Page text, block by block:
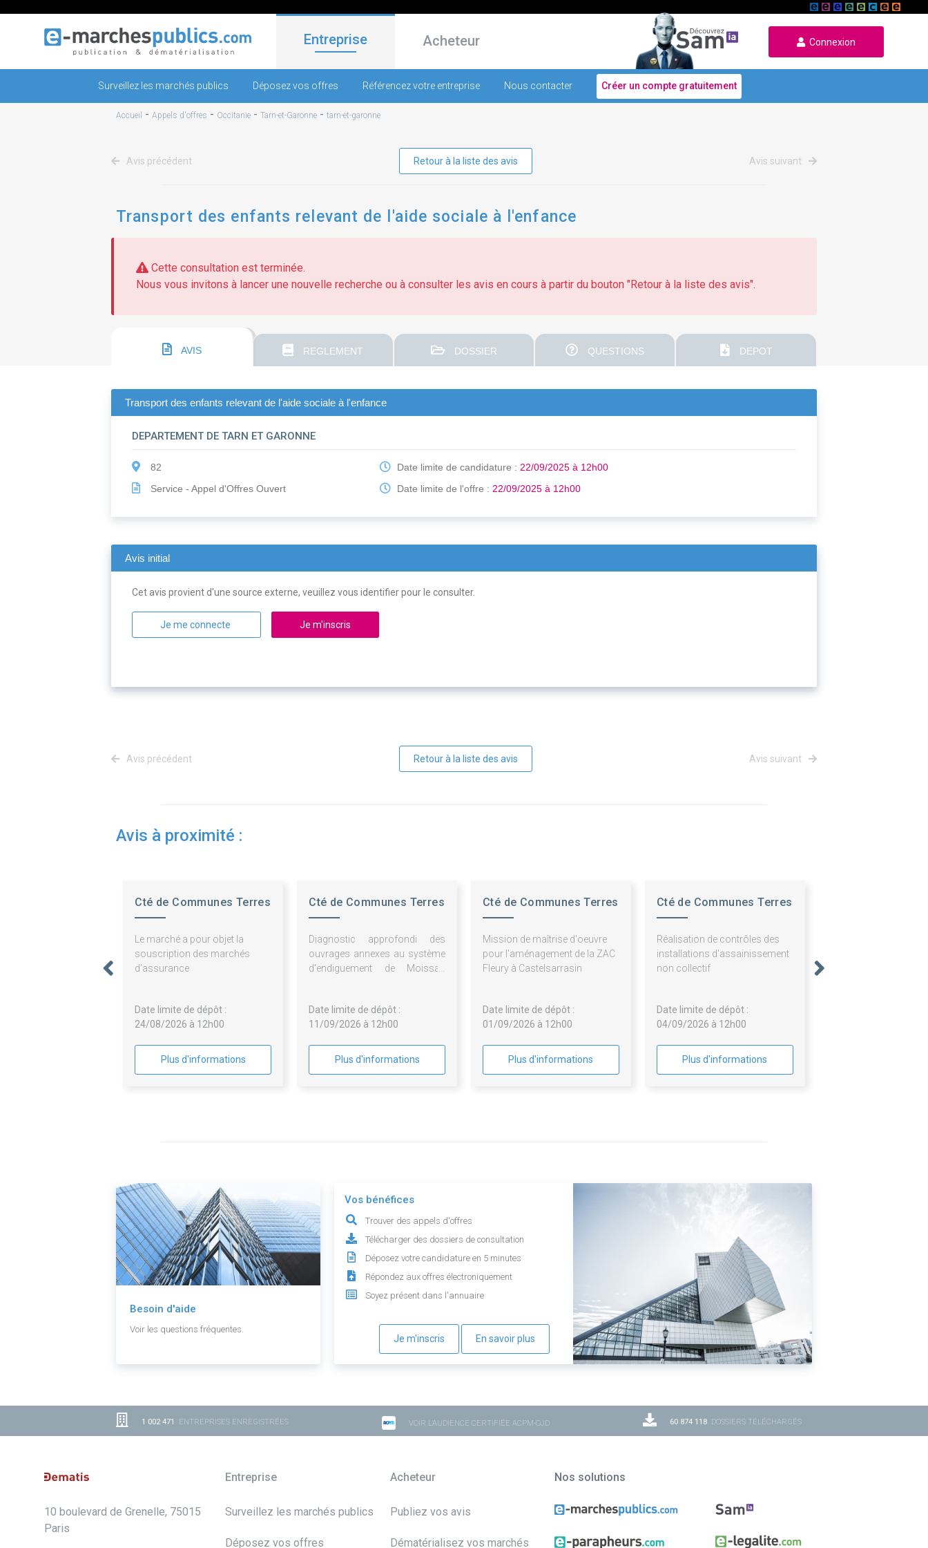
Entreprise Acheteur Connexion
Surveillez les marchés publics Déposez vos offres Référencez votre entreprise Nous contacter Créer un compte gratuitement
Accueil - Appels d'offres - Occitanie - Tarn-et-Garonne - tarn-et-garonne
Avis précédent Retour à la liste des avis Avis suivant
Transport des enfants relevant de l'aide sociale à l'enfance
Cette consultation est terminée.
Nous vous invitons à lancer une nouvelle recherche ou à consulter les avis en cours à partir du bouton "Retour à la liste des avis".
AVIS REGLEMENT DOSSIER QUESTIONS DEPOT
Transport des enfants relevant de l'aide sociale à l'enfance
DEPARTEMENT DE TARN ET GARONNE
82
Service - Appel d'Offres Ouvert
Date limite de candidature :22/09/2025 à 12h00
Date limite de l'offre :22/09/2025 à 12h00
Avis initial
Cet avis provient d'une source externe, veuillez vous identifier pour le consulter.
Je me connecte Je m'inscris
Avis précédent Retour à la liste des avis Avis suivant
Avis à proximité :
Cté de Communes Terres
Le marché a pour objet la
souscription des marchés
d'assurance
Date limite de dépôt :
24/08/2026 à 12h00
Plus d'informations
Cté de Communes Terres
Diagnostic approfondi des
ouvrages annexes au système
d'endiguement de Moissac
Date limite de dépôt :
11/09/2026 à 12h00
Plus d'informations
Cté de Communes Terres
Mission de maîtrise d'oeuvre
pour l'aménagement de la ZAC
Fleury à Castelsarrasin
Date limite de dépôt :
01/09/2026 à 12h00
Plus d'informations
Cté de Communes Terres
Réalisation de contrôles des
installations d'assainissement
non collectif
Date limite de dépôt :
04/09/2026 à 12h00
Plus d'informations
Besoin d'aide
Voir les questions fréquentes.
Vos bénéfices
Trouver des appels d'offres
Télécharger des dossiers de consultation
Déposez votre candidature en 5 minutes
Répondez aux offres électroniquement
Soyez présent dans l'annuaire
Je m'inscris En savoir plus
1 002 471 ENTREPRISES ENREGISTRÉES VOIR L'AUDIENCE CERTIFIÉE ACPM-OJD 60 874 118 DOSSIERS TÉLÉCHARGÉS
10 boulevard de Grenelle, 75015
Paris
Entreprise
Surveillez les marchés publics
Déposez vos offres
Acheteur
Publiez vos avis
Dématérialisez vos marchés
Nos solutions